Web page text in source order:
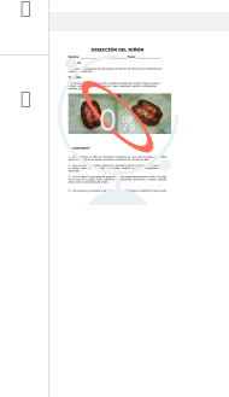
Ajustes
0